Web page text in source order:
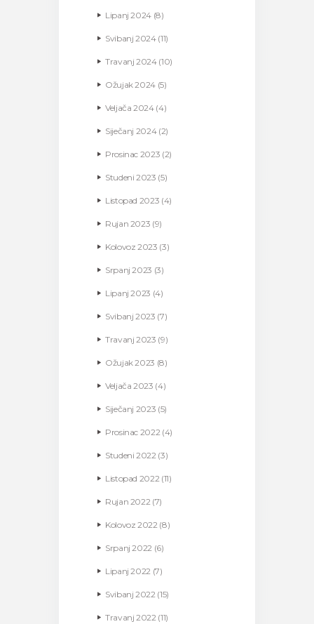
Lipanj2024 (8)
Svibanj2024(11)
Travanj2024(10)
Ožujak2024 (5)
Veljača2024(4)
Siječanj 2024(2)
Prosinac 2023 (2)
Studeni2023 (5)
Listopad 2023 (4)
Rujan 2023 (9)
Kolovoz2023 (3)
Srpanj2023 (3)
Lipanj2023 (4)
Svibanj2023 (7)
Travanj2023 (9)
Ožujak2023 (8)
Veljača2023 (4)
Siječanj 2023 (5)
Prosinac 2022(4)
Studeni2022(3)
Listopad 2022(11)
Rujan 2022(7)
Kolovoz2022(8)
Srpanj2022 (6)
Lipanj2022 (7)
Svibanj2022(15)
Travanj2022(11)